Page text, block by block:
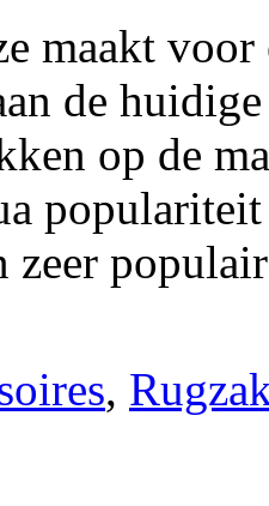
maakt
de
op de
zeer
,